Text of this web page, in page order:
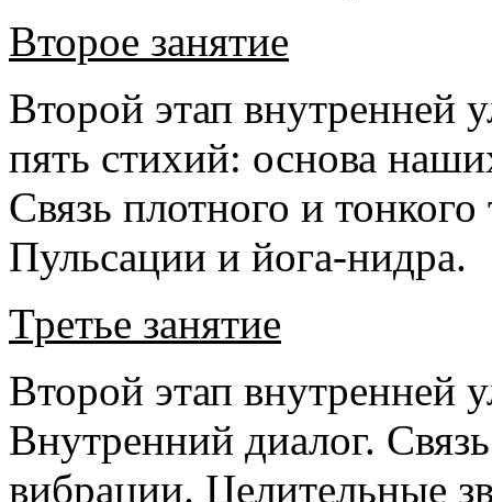
Второе занятие
Второй этап внутренней
пять стихий: основа
Связь плотного и
Пульсации и йога-нидра.
Третье занятие
Второй этап внутренней
Внутренний диалог.
вибрации. Целительные